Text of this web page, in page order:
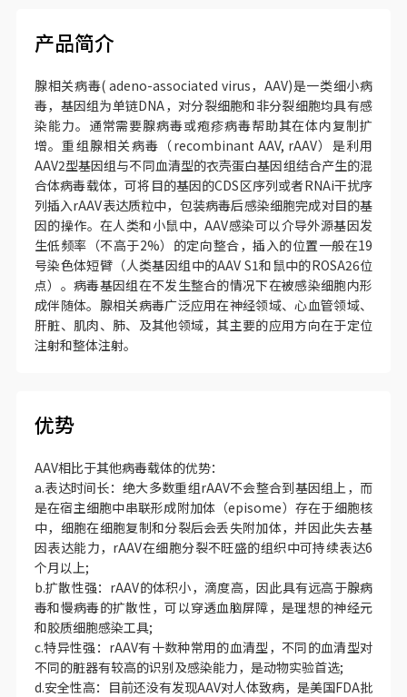
产品简介
腺相关病毒( adeno-associated virus，AAV)是一类细小病
毒，基因组为单链DNA，对分裂细胞和非分裂细胞均具有感
染能力。通常需要腺病毒或疱疹病毒帮助其在体内复制扩
增。重组腺相关病毒（recombinant AAV, rAAV）是利用
AAV2型基因组与不同血清型的衣壳蛋白基因组结合产生的混
合体病毒载体，可将目的基因的CDS区序列或者RNAi干扰序
列插入rAAV表达质粒中，包装病毒后感染细胞完成对目的基
因的操作。在人类和小鼠中，AAV感染可以介导外源基因发
生低频率（不高于2%）的定向整合，插入的位置一般在19
号染色体短臂（人类基因组中的AAV S1和鼠中的ROSA26位
点）。病毒基因组在不发生整合的情况下在被感染细胞内形
成伴随体。腺相关病毒广泛应用在神经领域、心血管领域、
肝脏、肌肉、肺、及其他领域，其主要的应用方向在于定位
注射和整体注射。
优势
AAV相比于其他病毒载体的优势：
a.表达时间长：绝大多数重组rAAV不会整合到基因组上，而
是在宿主细胞中串联形成附加体（episome）存在于细胞核
中，细胞在细胞复制和分裂后会丢失附加体，并因此失去基
因表达能力，rAAV在细胞分裂不旺盛的组织中可持续表达6
个月以上;
b.扩散性强：rAAV的体积小，滴度高，因此具有远高于腺病
毒和慢病毒的扩散性，可以穿透血脑屏障，是理想的神经元
和胶质细胞感染工具;
c.特异性强：rAAV有十数种常用的血清型，不同的血清型对
不同的脏器有较高的识别及感染能力，是动物实验首选;
d.安全性高：目前还没有发现AAV对人体致病，是美国FDA批